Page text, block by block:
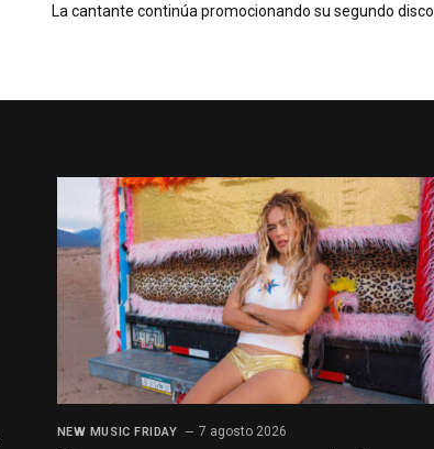
La cantante continúa promocionando su segundo disco.
NEW MUSIC FRIDAY 7 agosto 2026